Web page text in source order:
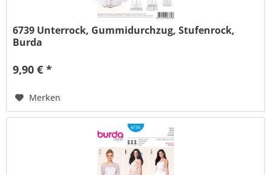
6739 Unterrock, Gummidurchzug, Stufenrock,
Burda
9,90 € *
Merken